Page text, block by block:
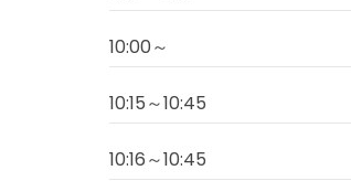
10:00～
10:15～10:45
10:16～10:45